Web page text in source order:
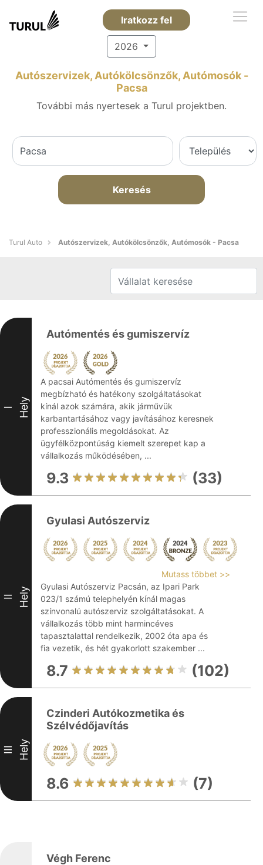
Iratkozz fel
2026
Autószervizek, Autókölcsönzők, Autómosók -
Pacsa
További más nyertesek a Turul projektben.
Keresés
Turul Auto Autószervizek, Autókölcsönzők, Autómosók - Pacsa
I Hely
Autómentés és gumiszervíz
A pacsai Autómentés és gumiszervíz
megbízható és hatékony szolgáltatásokat
kínál azok számára, akik járművük
karbantartásához vagy javításához keresnek
professzionális megoldásokat. Az
ügyfélközpontúság kiemelt szerepet kap a
vállalkozás működésében, ...
9.3 (33)
II Hely
Gyulasi Autószerviz
Mutass többet >>
Gyulasi Autószerviz Pacsán, az Ipari Park
023/1 számú telephelyén kínál magas
színvonalú autószerviz szolgáltatásokat. A
vállalkozás több mint harmincéves
tapasztalattal rendelkezik, 2002 óta apa és
fia vezetik, és hét gyakorlott szakember ...
8.7 (102)
III Hely
Czinderi Autókozmetika és
Szélvédőjavítás
8.6 (7)
Végh Ferenc